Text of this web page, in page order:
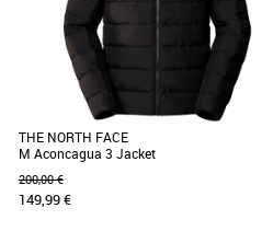
THE NORTH FACE
M Aconcagua 3 Jacket
200,00 €
149,99 €